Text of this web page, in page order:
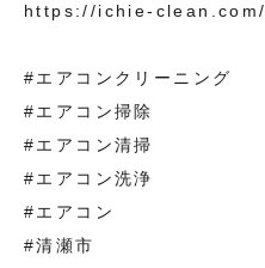
https://ichie-clean.com/
#エアコンクリーニング
#エアコン掃除
#エアコン清掃
#エアコン洗浄
#エアコン
#清瀬市